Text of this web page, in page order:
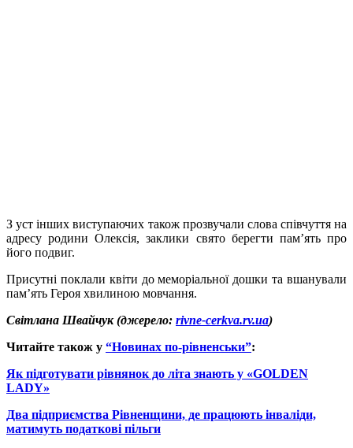
З уст інших виступаючих також прозвучали слова співчуття на
адресу родини Олексія, заклики свято берегти пам’ять про
його подвиг.
Присутні поклали квіти до меморіальної дошки та вшанували
пам’ять Героя хвилиною мовчання.
Світлана Швайчук (джерело: rivne-cerkva.rv.ua)
Читайте також у “Новинах по-рівненськи”:
Як підготувати рівнянок до літа знають у «GOLDEN
LADY»
Два підприємства Рівненщини, де працюють інваліди,
матимуть податкові пільги